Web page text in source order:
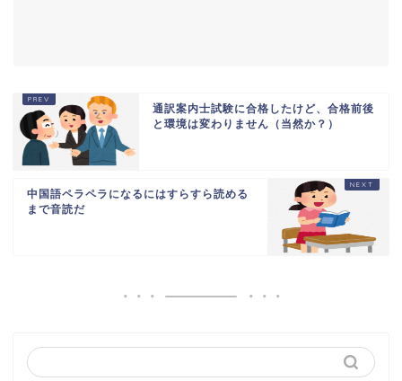
通訳案内士試験に合格したけど、合格前後
と環境は変わりません（当然か？）
中国語ペラペラになるにはすらすら読める
まで音読だ